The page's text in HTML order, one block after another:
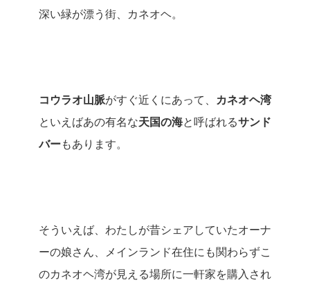
深い緑が漂う街、カネオヘ。
コウラオ山脈がすぐ近くにあって、 カネオヘ湾
といえばあの有名な天国の海と呼ばれるサンド
バーもあります。
そういえば、わたしが昔シェアしていたオーナ
ーの娘さん、メインランド在住にも関わらずこ
のカネオヘ湾が見える場所に一軒家を購入され